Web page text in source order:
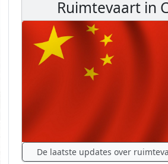
Ruimtevaart in
De laatste updates over